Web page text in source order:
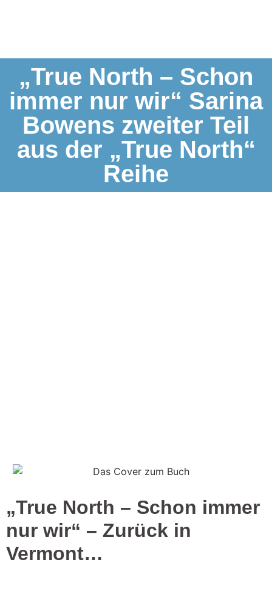
„True North – Schon
immer nur wir“ Sarina
Bowens zweiter Teil
aus der „True North“
Reihe
„True North – Schon immer
nur wir“ – Zurück in
Vermont…